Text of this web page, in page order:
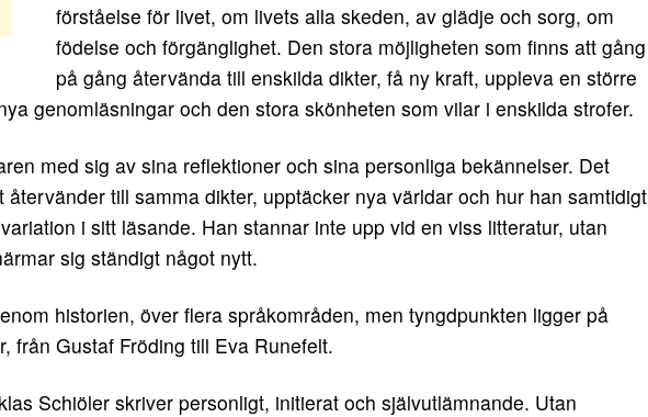
förståelse för livet, om livets alla skeden, av glädje och sorg, om
födelse och förgänglighet. Den stora möjligheten som finns att gång
på gång återvända till enskilda dikter, få ny kraft, uppleva en större
genomläsningar och den stora skönheten som vilar i enskilda strofer.
med sig av sina reflektioner och sina personliga bekännelser. Det
återvänder till samma dikter, upptäcker nya världar och hur han samtidigt
i sitt läsande. Han stannar inte upp vid en viss litteratur, utan
sig ständigt något nytt.
historien, över flera språkområden, men tyngdpunkten ligger på
från Gustaf Fröding till Eva Runefelt.
Schiöler skriver personligt, initierat och självutlämnande. Utan